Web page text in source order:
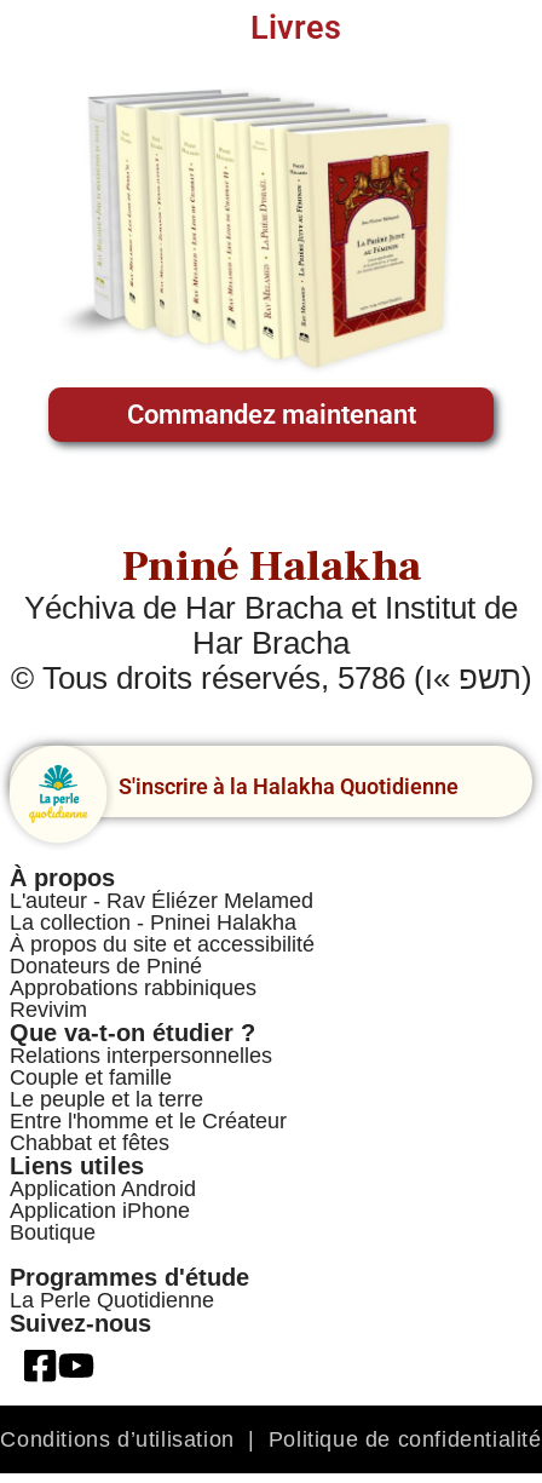
Livres
Commandez maintenant
Pniné Halakha
Yéchiva de Har Bracha et Institut de
Har Bracha
© Tous droits réservés, 5786 (תשפ »ו)
S'inscrire à la Halakha Quotidienne
À propos
L'auteur - Rav Éliézer Melamed
La collection - Pninei Halakha
À propos du site et accessibilité
Donateurs de Pniné
Approbations rabbiniques
Revivim
Que va-t-on étudier ?
Relations interpersonnelles
Couple et famille
Le peuple et la terre
Entre l'homme et le Créateur
Chabbat et fêtes
Liens utiles
Application Android
Application iPhone
Boutique
Programmes d'étude
La Perle Quotidienne
Suivez-nous
Conditions d’utilisation | Politique de confidentialité